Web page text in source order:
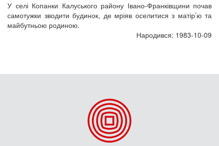
У селі Копанки Калуського району Івано-Франківщини почав
самотужки зводити будинок, де мріяв оселитися з матір’ю та
майбутньою родиною.
Народився: 1983-10-09